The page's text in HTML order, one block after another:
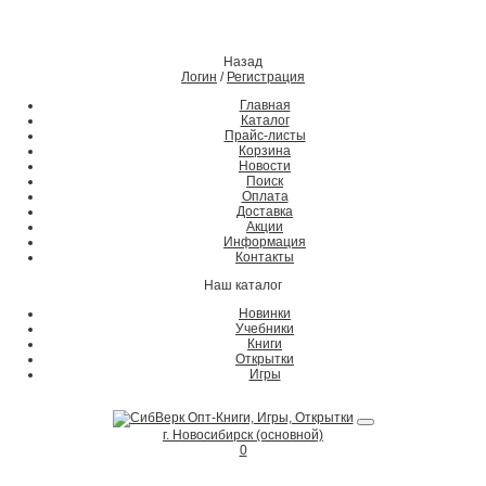
Назад
Логин / Регистрация
Главная
Каталог
Прайс-листы
Корзина
Новости
Поиск
Оплата
Доставка
Акции
Информация
Контакты
Наш каталог
Новинки
Учебники
Книги
Открытки
Игры
г. Новосибирск (основной)
0